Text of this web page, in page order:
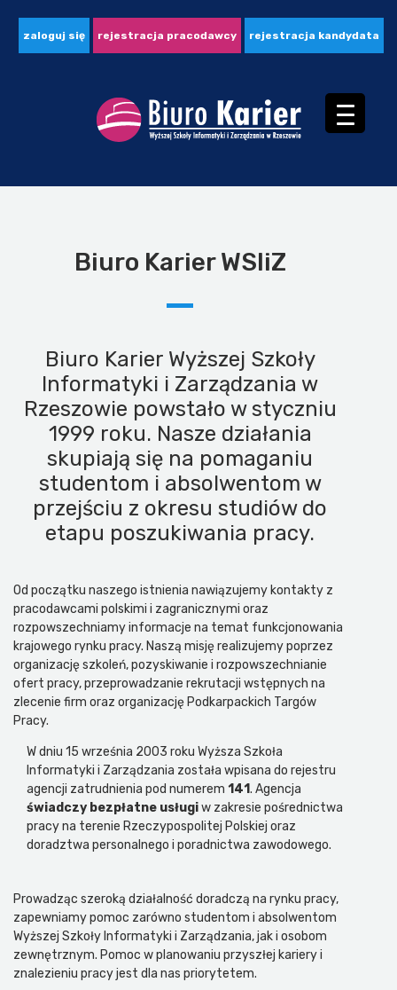
zaloguj się rejestracja pracodawcy rejestracja kandydata
Biuro Karier WSIiZ
Biuro Karier Wyższej Szkoły
Informatyki i Zarządzania w
Rzeszowie powstało w styczniu
1999 roku. Nasze działania
skupiają się na pomaganiu
studentom i absolwentom w
przejściu z okresu studiów do
etapu poszukiwania pracy.
Od początku naszego istnienia nawiązujemy kontakty z
pracodawcami polskimi i zagranicznymi oraz
rozpowszechniamy informacje na temat funkcjonowania
krajowego rynku pracy. Naszą misję realizujemy poprzez
organizację szkoleń, pozyskiwanie i rozpowszechnianie
ofert pracy, przeprowadzanie rekrutacji wstępnych na
zlecenie firm oraz organizację Podkarpackich Targów
Pracy.
W dniu 15 września 2003 roku Wyższa Szkoła
Informatyki i Zarządzania została wpisana do rejestru
agencji zatrudnienia pod numerem 141. Agencja
świadczy bezpłatne usługiw zakresie pośrednictwa
pracy na terenie Rzeczypospolitej Polskiej oraz
doradztwa personalnego i poradnictwa zawodowego.
Prowadząc szeroką działalność doradczą na rynku pracy,
zapewniamy pomoc zarówno studentom i absolwentom
Wyższej Szkoły Informatyki i Zarządzania, jak i osobom
zewnętrznym. Pomoc w planowaniu przyszłej kariery i
znalezieniu pracy jest dla nas priorytetem.